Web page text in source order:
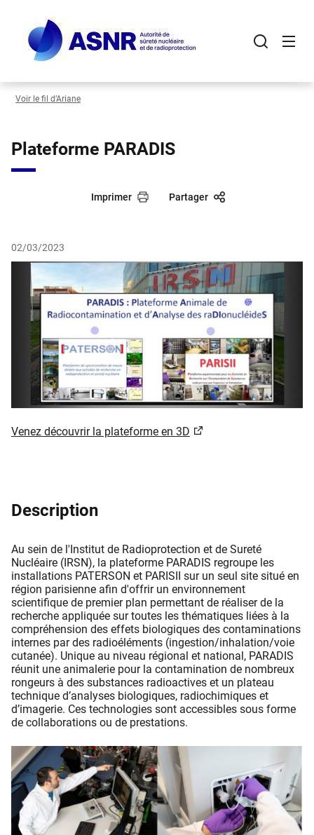
contenu
principal
Voir le fil d’Ariane
Plateforme PARADIS
Imprimer Partager
02/03/2023
Venez découvrir la plateforme en 3D
Description
Au sein de l'Institut de Radioprotection et de Sureté
Nucléaire (IRSN), la plateforme PARADIS regroupe les
installations PATERSON et PARISII sur un seul site situé en
région parisienne afin d'offrir un environnement
scientifique de premier plan permettant de réaliser de la
recherche appliquée sur toutes les thématiques liées à la
compréhension des effets biologiques des contaminations
internes par des radioéléments (ingestion/inhalation/voie
cutanée). Unique au niveau régional et national, PARADIS
réunit une animalerie pour la contamination de nombreux
rongeurs à des substances radioactives et un plateau
technique d’analyses biologiques, radiochimiques et
d’imagerie. Ces technologies sont accessibles sous forme
de collaborations ou de prestations.